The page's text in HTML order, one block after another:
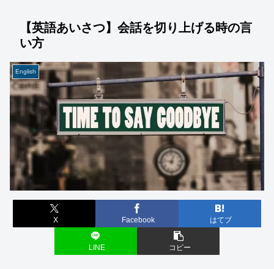
【英語あいさつ】会話を切り上げる時の言
い方
English
X Facebook はてブ
LINE コピー